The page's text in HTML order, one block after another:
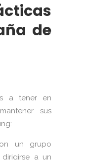
de
a tener en
sus
un grupo
a un